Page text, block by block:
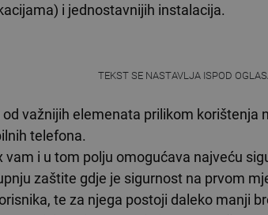
i jednostavnijih instalacija.
TEKST SE NASTAVLJA ISPOD
važnijih elemenata prilikom korištenja
telefona.
vam i u tom polju omogućava najveću
zaštite gdje je sigurnost na prvom
te za njega postoji daleko manji